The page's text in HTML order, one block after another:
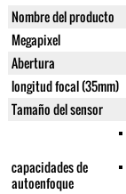
Nombre del producto
Megapixel
Abertura
longitud focal (35mm)
Tamaño del sensor
capacidades de
autoenfoque